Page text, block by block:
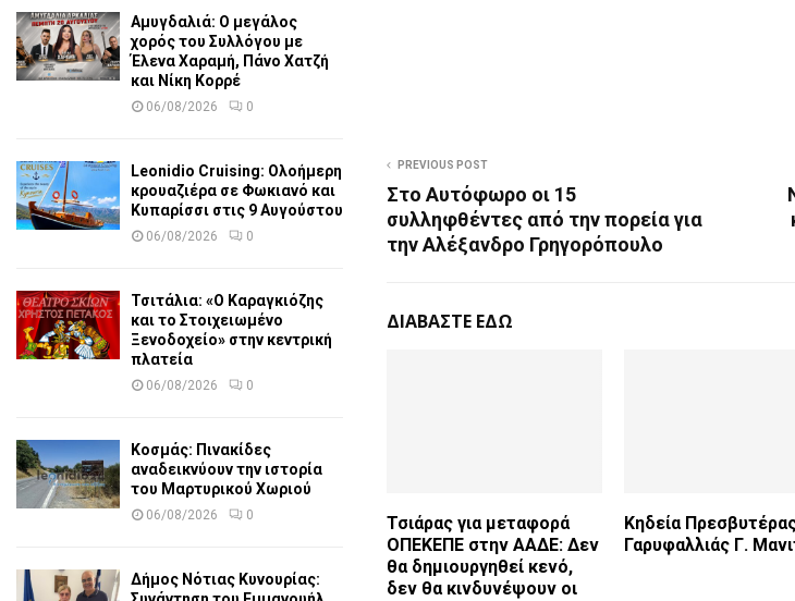
PREVIOUS POST
Στο Αυτόφωρο οι 15
συλληφθέντες από την πορεία για
την Αλέξανδρο Γρηγορόπουλο
ΔΙΑΒΑΣΤΕ ΕΔΩ
Τσιάρας για μεταφορά
ΟΠΕΚΕΠΕ στην ΑΑΔΕ: Δεν
θα δημιουργηθεί κενό,
δεν θα κινδυνέψουν οι
Κηδεία
Γαρυφαλλιάς Γ.
Αμυγδαλιά: Ο μεγάλος
χορός του Συλλόγου με
Έλενα Χαραμή, Πάνο Χατζή
και Νίκη Κορρέ
06/08/2026 0
Leonidio Cruising: Ολοήμερη
κρουαζιέρα σε Φωκιανό και
Κυπαρίσσι στις 9 Αυγούστου
06/08/2026 0
Τσιτάλια: «Ο Καραγκιόζης
και το Στοιχειωμένο
Ξενοδοχείο» στην κεντρική
πλατεία
06/08/2026 0
Κοσμάς: Πινακίδες
αναδεικνύουν την ιστορία
του Μαρτυρικού Χωριού
06/08/2026 0
Δήμος Νότιας Κυνουρίας: